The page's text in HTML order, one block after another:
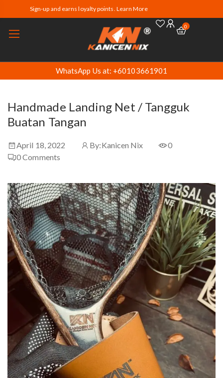
Sign-up and earns loyalty points. Learn More
0
WhatsApp Us at: +60103661901
Handmade Landing Net / Tangguk
Buatan Tangan
April 18, 2022 By:Kanicen Nix
0
0Comments